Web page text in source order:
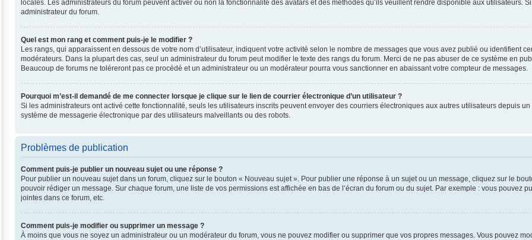
locales. Les administrateurs du forum peuvent activer ou non la fonctionnalité des avatars et des méthodes qu’ils veuillent rendre disponible aux utilisateurs.
administrateur du forum.
Quel est mon rang et comment puis-je le modifier ?
Les rangs, qui apparaissent en dessous de votre nom d’utilisateur, indiquent votre activité selon le nombre de messages que vous avez publié ou identifient
modérateurs. Dans la plupart des cas, seul un administrateur du forum peut modifier le texte des rangs du forum. Merci de ne pas abuser de ce système en
Beaucoup de forums ne toléreront pas ce procédé et un administrateur ou un modérateur pourra vous sanctionner en abaissant votre compteur de messages.
Pourquoi m’est-il demandé de me connecter lorsque je clique sur le lien de courrier électronique d’un utilisateur ?
Si les administrateurs ont activé cette fonctionnalité, seuls les utilisateurs inscrits peuvent envoyer des courriers électroniques aux autres utilisateurs depuis
système de messagerie électronique par des utilisateurs malveillants ou des robots.
Problèmes de publication
Comment puis-je publier un nouveau sujet ou une réponse ?
Pour publier un nouveau sujet dans un forum, cliquez sur le bouton « Nouveau sujet ». Pour publier une réponse à un sujet ou un message, cliquez sur le
pouvoir rédiger un message. Sur chaque forum, une liste de vos permissions est affichée en bas de l’écran du forum ou du sujet. Par exemple : vous pouvez
jointes dans ce forum, etc.
Comment puis-je modifier ou supprimer un message ?
À moins que vous ne soyez un administrateur ou un modérateur du forum, vous ne pouvez modifier ou supprimer que vos propres messages. Vous pouvez